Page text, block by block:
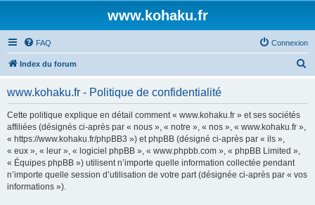
www.kohaku.fr
FAQ Connexion
Index du forum
www.kohaku.fr - Politique de confidentialité
Cette politique explique en détail comment « www.kohaku.fr » et ses sociétés
affiliées (désignés ci-après par « nous », « notre », « nos », « www.kohaku.fr »,
« https://www.kohaku.fr/phpBB3 ») et phpBB (désigné ci-après par « ils »,
« eux », « leur », « logiciel phpBB », « www.phpbb.com », « phpBB Limited »,
« Équipes phpBB ») utilisent n’importe quelle information collectée pendant
n’importe quelle session d’utilisation de votre part (désignée ci-après par « vos
informations »).